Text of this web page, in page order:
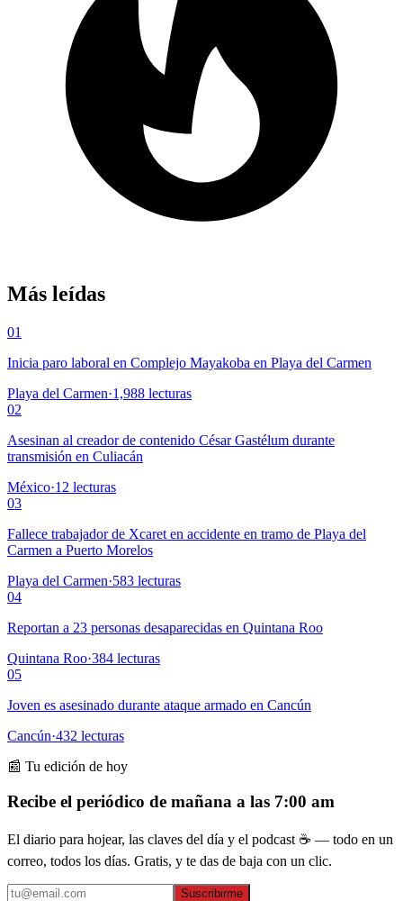
Más leídas
01
Inicia paro laboral en Complejo Mayakoba en Playa del Carmen
Playa del Carmen·1,988 lecturas
02
Asesinan al creador de contenido César Gastélum durante
transmisión en Culiacán
México·12 lecturas
03
Fallece trabajador de Xcaret en accidente en tramo de Playa del
Carmen a Puerto Morelos
Playa del Carmen·583 lecturas
04
Reportan a 23 personas desaparecidas en Quintana Roo
Quintana Roo·384 lecturas
05
Joven es asesinado durante ataque armado en Cancún
Cancún·432 lecturas
📰 Tu edición de hoy
Recibe el periódico de mañana a las 7:00 am
El diario para hojear, las claves del día y el podcast ☕ — todo en un
correo, todos los días. Gratis, y te das de baja con un clic.
Suscribirme